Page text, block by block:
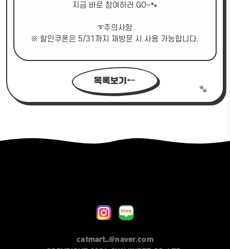
지금 바로 참여하러 GO~🐾
➰주의사항
※ 할인쿠폰은 5/31까지 재방문 시 사용 가능합니다.
목록보기
catmart_@naver.com